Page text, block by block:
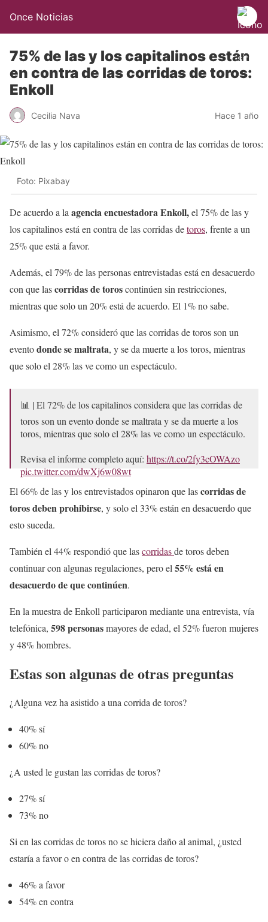
Once Noticias
75% de las y los capitalinos están
en contra de las corridas de toros:
Enkoll
Cecilia Nava Hace 1 año
Foto: Pixabay
De acuerdo a la agencia encuestadora Enkoll,el 75% de las y
los capitalinos está en contra de las corridas detoros, frente a un
25% que está a favor.
Además, el 79% de las personas entrevistadas está en desacuerdo
con que lascorridas de toroscontinúen sin restricciones,
mientras que solo un 20% está de acuerdo. El 1% no sabe.
Asimismo, el 72% consideró que las corridas de toros son un
eventodonde se maltrata, y se da muerte a los toros, mientras
que solo el 28% las ve como un espectáculo.
📊 | El 72% de los capitalinos considera que las corridas de
toros son un evento donde se maltrata y se da muerte a los
toros, mientras que solo el 28% las ve como un espectáculo.
Revisa el informe completo aquí: https://t.co/2fy3cOWAzo
pic.twitter.com/dwXj6w08wt
— Enkoll (@enkoll_)March 13, 2025
El 66% de las y los entrevistados opinaron que lascorridas de
toros deben prohibirse, y solo el 33% están en desacuerdo que
esto suceda.
También el 44% respondió que lascorridasde toros deben
continuar con algunas regulaciones, pero el 55% está en
desacuerdo de que continúen.
En la muestra de Enkoll participaron mediante una entrevista, vía
telefónica, 598 personasmayores de edad, el 52% fueron mujeres
y 48% hombres.
Estas son algunas de otras preguntas
¿Alguna vez ha asistido a una corrida de toros?
40% sí
60% no
¿A usted le gustan las corridas de toros?
27% sí
73% no
Si en las corridas de toros no se hiciera daño al animal, ¿usted
estaría a favor o en contra de las corridas de toros?
46% a favor
54% en contra